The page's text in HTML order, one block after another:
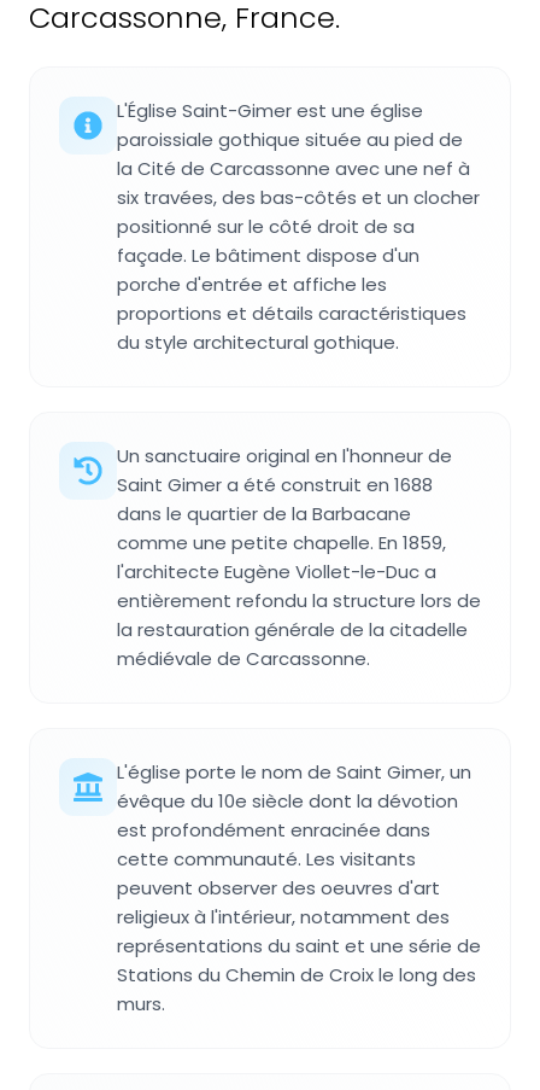
Carcassonne, France.
L'Église Saint-Gimer est une église
paroissiale gothique située au pied de
la Cité de Carcassonne avec une nef à
six travées, des bas-côtés et un clocher
positionné sur le côté droit de sa
façade. Le bâtiment dispose d'un
porche d'entrée et affiche les
proportions et détails caractéristiques
du style architectural gothique.
Un sanctuaire original en l'honneur de
Saint Gimer a été construit en 1688
dans le quartier de la Barbacane
comme une petite chapelle. En 1859,
l'architecte Eugène Viollet-le-Duc a
entièrement refondu la structure lors de
la restauration générale de la citadelle
médiévale de Carcassonne.
L'église porte le nom de Saint Gimer, un
évêque du 10e siècle dont la dévotion
est profondément enracinée dans
cette communauté. Les visitants
peuvent observer des oeuvres d'art
religieux à l'intérieur, notamment des
représentations du saint et une série de
Stations du Chemin de Croix le long des
murs.